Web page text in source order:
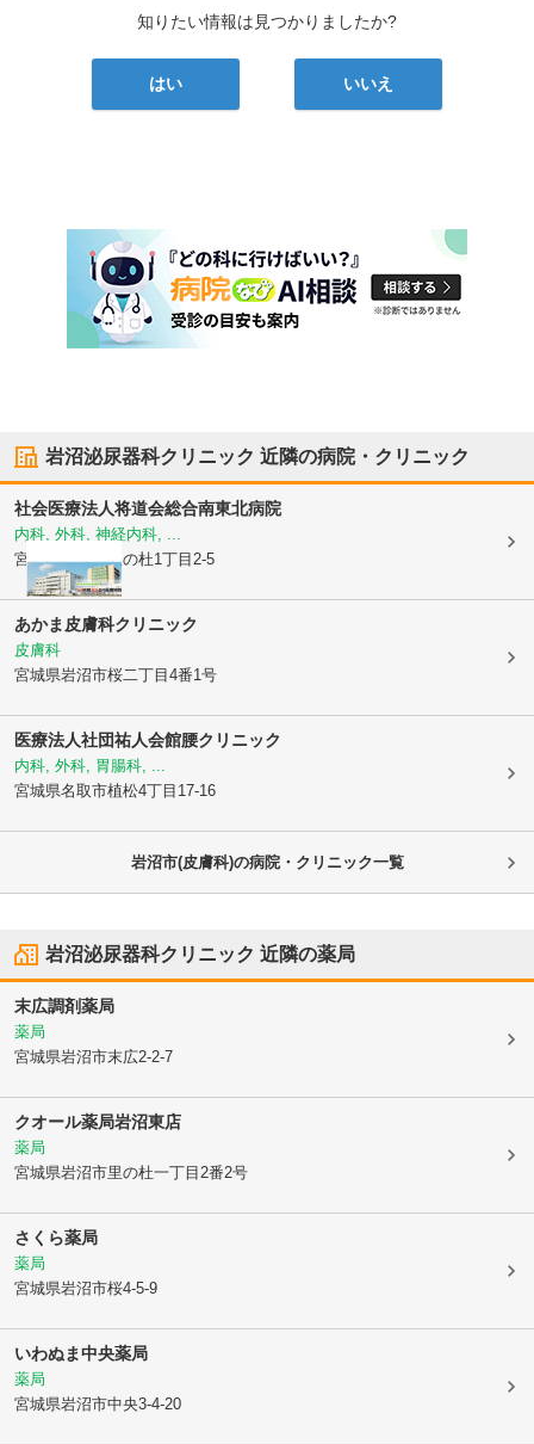
知りたい情報は見つかりましたか?
はい いいえ
岩沼泌尿器科クリニック 近隣の病院・クリニック
社会医療法人将道会総合南東北病院
内科, 外科, 神経内科, ...
宮城県岩沼市里の杜1丁目2-5
あかま皮膚科クリニック
皮膚科
宮城県岩沼市桜二丁目4番1号
医療法人社団祐人会館腰クリニック
内科, 外科, 胃腸科, ...
宮城県名取市植松4丁目17-16
岩沼市(皮膚科)の病院・クリニック一覧
岩沼泌尿器科クリニック 近隣の薬局
末広調剤薬局
薬局
宮城県岩沼市末広2-2-7
クオール薬局岩沼東店
薬局
宮城県岩沼市里の杜一丁目2番2号
さくら薬局
薬局
宮城県岩沼市桜4-5-9
いわぬま中央薬局
薬局
宮城県岩沼市中央3-4-20